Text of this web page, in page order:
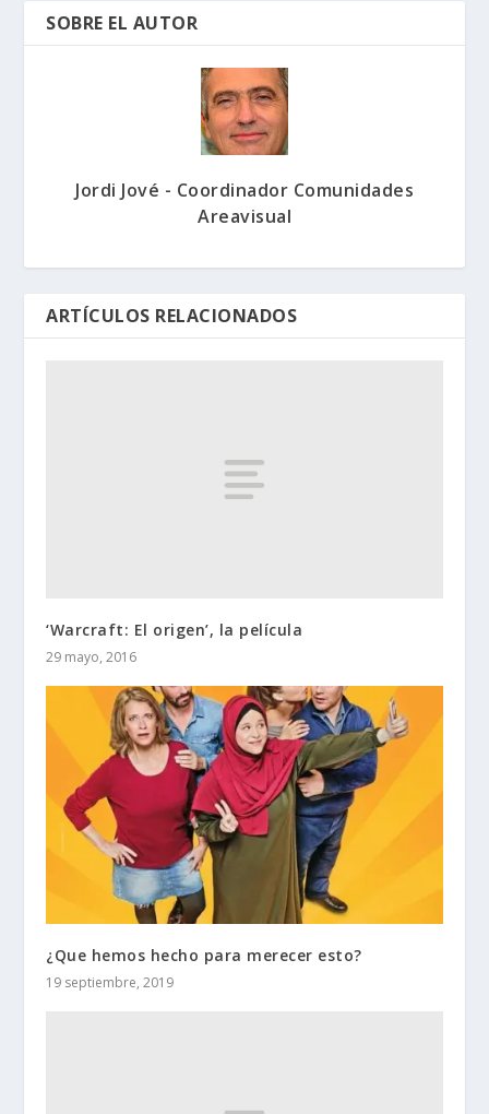
SOBRE EL AUTOR
Jordi Jové - Coordinador Comunidades
Areavisual
ARTÍCULOS RELACIONADOS
‘Warcraft: El origen’, la película
29 mayo, 2016
¿Que hemos hecho para merecer esto?
19 septiembre, 2019